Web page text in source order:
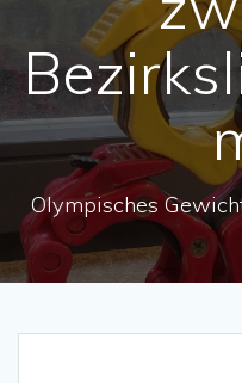
Olympisches